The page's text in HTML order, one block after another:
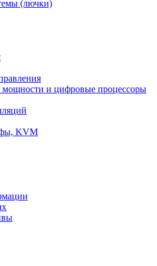
(лючки)
мощности и цифровые процессоры
KVM